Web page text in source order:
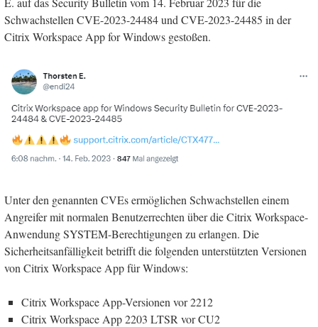
Schwachstellen CVE-2023-24484 und CVE-2023-24485 in der
Citrix Workspace App for Windows gestoßen.
Unter den genannten CVEs ermöglichen Schwachstellen einem
Angreifer mit normalen Benutzerrechten über die Citrix Workspace-
Anwendung SYSTEM-Berechtigungen zu erlangen. Die
Sicherheitsanfälligkeit betrifft die folgenden unterstützten Versionen
von Citrix Workspace App für Windows:
Citrix Workspace App-Versionen vor 2212
Citrix Workspace App 2203 LTSR vor CU2